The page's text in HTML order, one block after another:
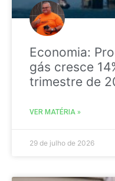
Economia:
gás cresce
trimestre de
VER MATÉRIA »
29 de julho de 2026